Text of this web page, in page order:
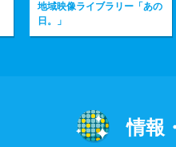
ライブカメラ 気象情報
情報